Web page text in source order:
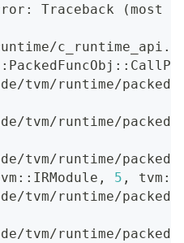
Traceback
(most
tvm/runtime/
tvm/runtime/
tvm/runtime/
5 , tvm::
tvm/runtime/
tvm/runtime/